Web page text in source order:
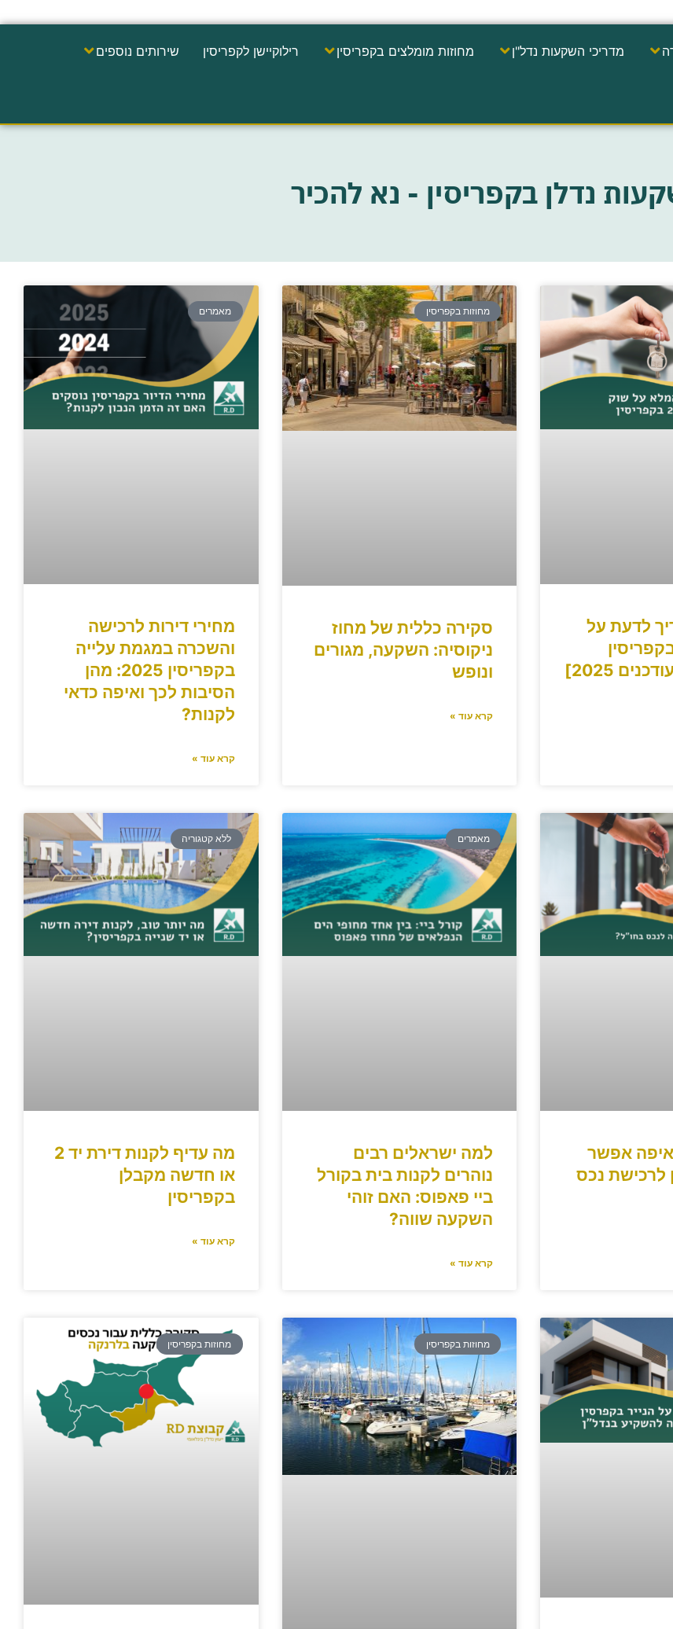
מדריכי השקעות נדל"ן מחוזות מומלצים בקפריסין רילוקיישן לקפריסין שירותים נוספים
נדלן בקפריסין - נא להכיר
לדעת על
יד 2 בקפריסין
2025]
מחוזות בקפריסין
סקירה כללית של מחוז
ניקוסיה: השקעה, מגורים
ונופש
קרא עוד »
מאמרים
מחירי דירות לרכישה
והשכרה במגמת עלייה
בקפריסין 2025: מהן
הסיבות לכך ואיפה כדאי
לקנות?
קרא עוד »
אפשר
לרכישת נכס
מאמרים
למה ישראלים רבים
נוהרים לקנות בית בקורל
ביי פאפוס: האם זוהי
השקעה שווה?
קרא עוד »
ללא קטגוריה
מה עדיף לקנות דירת יד 2
או חדשה מקבלן
בקפריסין
קרא עוד »
מחוזות בקפריסין מחוזות בקפריסין